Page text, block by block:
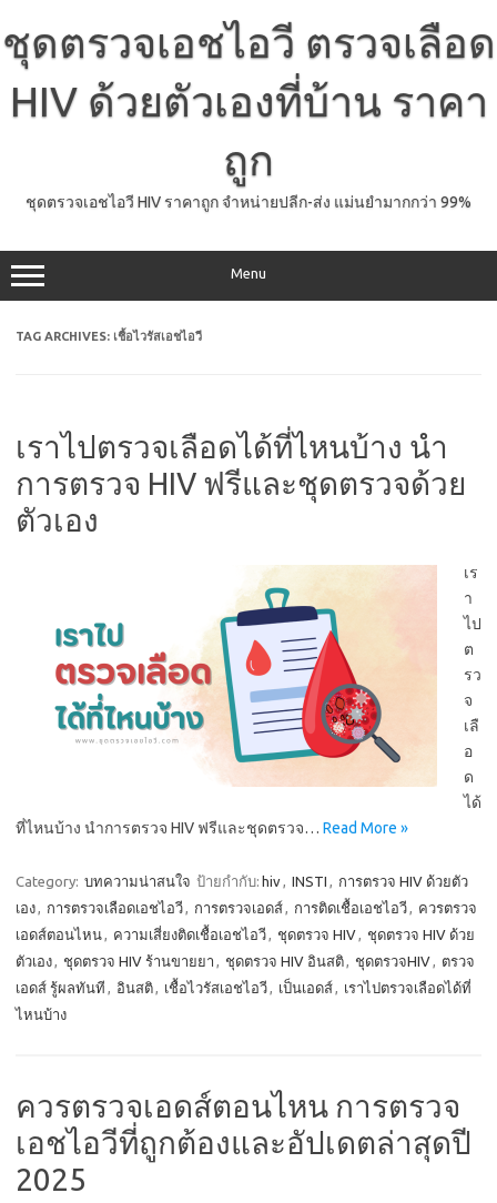
content
ชุดตรวจเอชไอวี ตรวจเลือด
HIV ด้วยตัวเองที่บ้าน ราคา
ถูก
ชุดตรวจเอชไอวี HIV ราคาถูก จำหน่ายปลีก-ส่ง แม่นยำมากกว่า 99%
Menu
TAG ARCHIVES: เชื้อไวรัสเอชไอวี
เราไปตรวจเลือดได้ที่ไหนบ้าง นำ
การตรวจ HIV ฟรีและชุดตรวจด้วย
ตัวเอง
เร
า
ไป
ต
รว
จ
เลื
อ
ด
ได้
ที่ไหนบ้าง นำการตรวจ HIV ฟรีและชุดตรวจ… Read More »
Category: บทความน่าสนใจ ป้ายกำกับ: hiv, INSTI , การตรวจ HIV ด้วยตัว
เอง, การตรวจเลือดเอชไอวี, การตรวจเอดส์, การติดเชื้อเอชไอวี, ควรตรวจ
เอดส์ตอนไหน, ความเสี่ยงติดเชื้อเอชไอวี, ชุดตรวจ HIV, ชุดตรวจ HIV ด้วย
ตัวเอง, ชุดตรวจ HIV ร้านขายยา , ชุดตรวจ HIV อินสติ, ชุดตรวจHIV, ตรวจ
เอดส์ รู้ผลทันที , อินสติ, เชื้อไวรัสเอชไอวี, เป็นเอดส์, เราไปตรวจเลือดได้ที่
ไหนบ้าง
ควรตรวจเอดส์ตอนไหน การตรวจ
เอชไอวีที่ถูกต้องและอัปเดตล่าสุดปี
2025